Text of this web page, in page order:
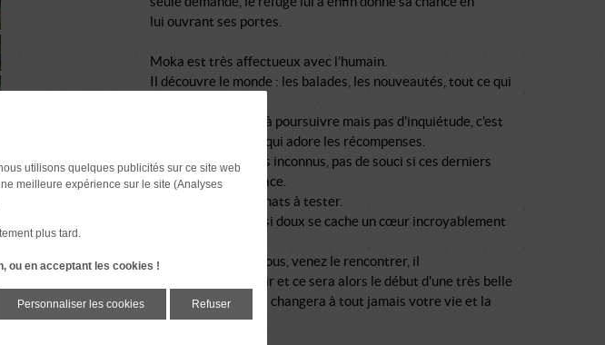
lui ouvrant ses portes.
Moka est très affectueux avec l’humain.
Il découvre le monde : les balades, les nouveautés, tout ce qui
Son éducation sera à poursuivre mais pas d'inquiétude, c'est
un élève sérieux et qui adore les récompenses.
Avec les congénères inconnus, pas de souci si ces derniers
respectent son espace.
L'entente avec les chats à tester.
Derrière ce regard si doux se cache un cœur incroyablement
Alors qu'attendez vous, venez le rencontrer, il
saura vous conquérir et ce sera alors le début d'une très belle
histoire d'amour qui changera à tout jamais votre vie et la
sienne.
utilisons quelques publicités sur ce site web
meilleure expérience sur le site (Analyses
plus tard.
ou en acceptant les cookies !
Personnaliser les cookies Refuser